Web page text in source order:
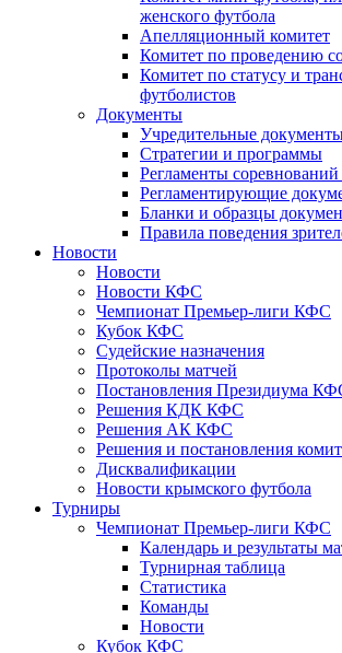
женского футбола
Апелляционный комитет
Комитет по проведению
Комитет по статусу и
футболистов
Документы
Учредительные
Стратегии и программы
Регламенты
Регламентирующие
Бланки и образцы
Правила поведения
Новости
Новости
Новости КФС
Чемпионат Премьер-лиги КФС
Кубок КФС
Судейские назначения
Протоколы матчей
Постановления Президиума
Решения КДК КФС
Решения АК КФС
Решения и постановления
Дисквалификации
Новости крымского футбола
Турниры
Чемпионат Премьер-лиги КФС
Календарь и результаты
Турнирная таблица
Статистика
Команды
Новости
Кубок КФС